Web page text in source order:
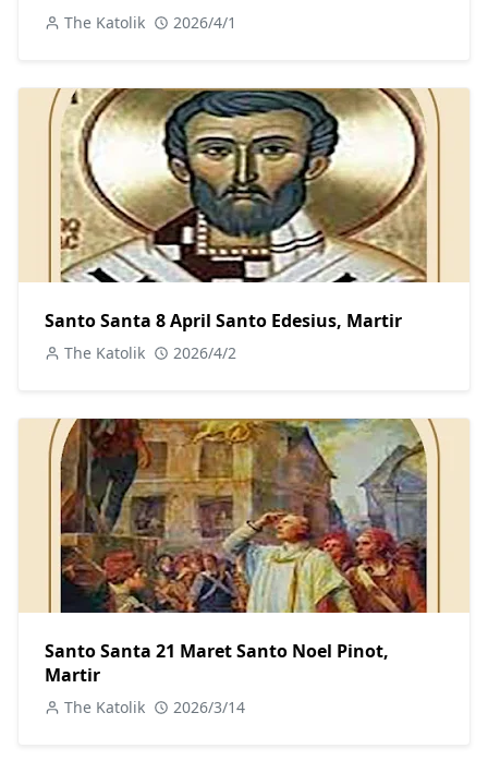
The Katolik 2026/4/1
Santo Santa 8 April Santo Edesius, Martir
The Katolik 2026/4/2
Santo Santa 21 Maret Santo Noel Pinot,
Martir
The Katolik 2026/3/14